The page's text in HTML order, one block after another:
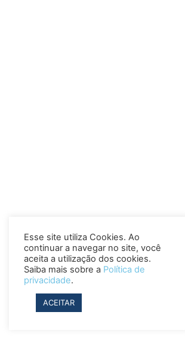
Esse site utiliza Cookies. Ao
continuar a navegar no site, você
aceita a utilização dos cookies.
Saiba mais sobre a Política de
privacidade.
ACEITAR